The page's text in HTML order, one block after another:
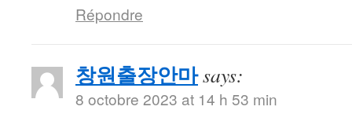
Répondre
창원출장안마says:
8 octobre 2023 at 14 h 53 min